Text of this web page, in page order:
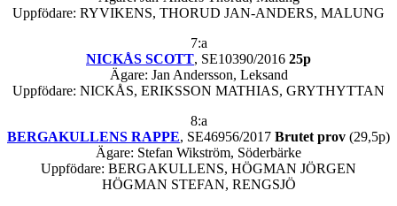
Uppfödare: RYVIKENS, THORUD JAN-ANDERS, MALUNG
7:a
NICKÅS SCOTT, SE10390/2016 25p
Ägare: Jan Andersson, Leksand
Uppfödare: NICKÅS, ERIKSSON MATHIAS, GRYTHYTTAN
8:a
BERGAKULLENS RAPPE, SE46956/2017 Brutet prov (29,5p)
Ägare: Stefan Wikström, Söderbärke
Uppfödare: BERGAKULLENS, HÖGMAN JÖRGEN
HÖGMAN STEFAN, RENGSJÖ